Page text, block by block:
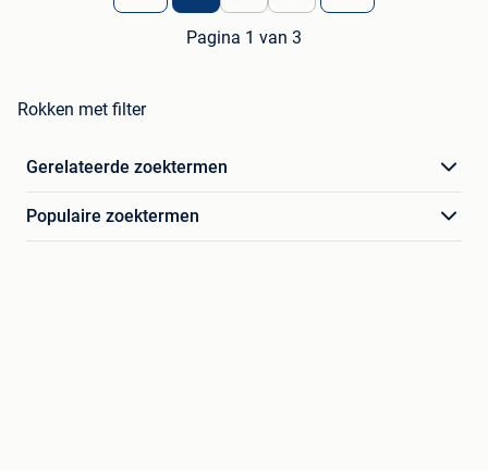
Pagina 1 van 3
Rokken met filter
Gerelateerde zoektermen
Populaire zoektermen